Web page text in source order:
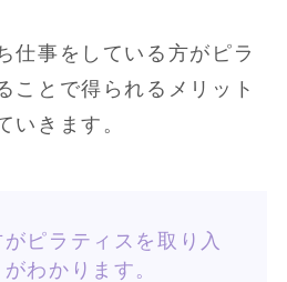
仕事をしている方がピラ
ことで得られるメリット
いきます。
ピラティスを取り入
わかります。